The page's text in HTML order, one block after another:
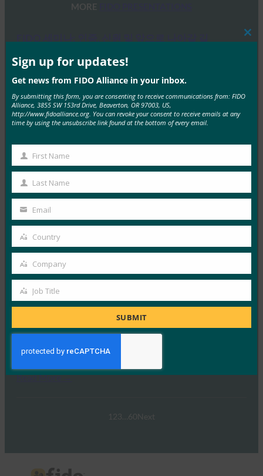
MORE
FIDO Presentations
6월 13, 2025
개요 FIDO 얼라이언스와 호스트 스폰서인 탈레스는 최
근 인증, 신원 및 앞으로 나아갈 길에 대한 하루…
FIDO 얼라이언스 멜버른 세미나 2025
FIDO Presentations
2월 21, 2025
FIDO 얼라이언스는 최근 호주와 그 외…
Read More →
웨비나: NIST SP 800-63 디지털 ID 표준: 업데이트 및
패스키에 대한 의미
FIDO Presentations
NIST SP 800-63-4 디지털 ID 지침 초안의 네 번째 개정판
이 이제 공개 의견 수렴을 위해…
Read More →
1 2 3 60Next
Sign up for updates!
Get news from FIDO Alliance in your inbox.
By submitting this form, you are consenting to receive communications from: FIDO
Alliance, 3855 SW 153rd Drive, Beaverton, OR 97003, US,
http://www.fidoalliance.org. You can revoke your consent to receive emails at any
time by using the unsubscribe link found at the bottom of every email.
First
Name
First Name
Last
Name
Last Name
email
Email
Country
Country
Company
Company
Job
Job Title
SUBMIT